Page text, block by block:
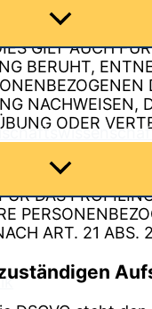
Menü
Menü
AUF
BESONDEREN
GILT AUCH
BERUHT,
NACHWEISEN,
ODER
DATEN
SIE
DAS
ART. 21 ABS.